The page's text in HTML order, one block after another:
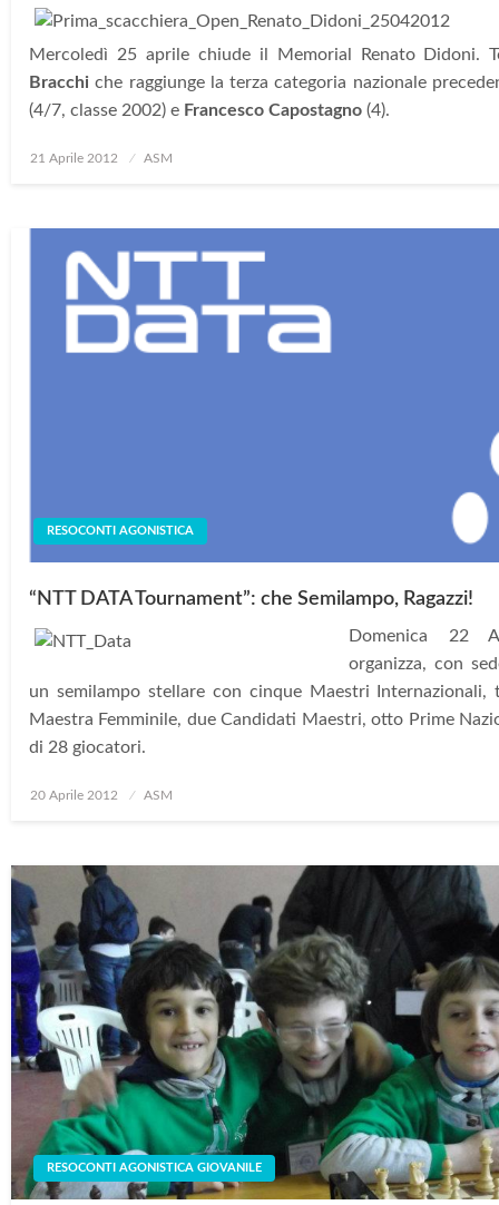
Mercoledì 25 aprile chiude il Memorial Renato Didoni.
Bracchiche raggiunge la terza categoria nazionale
(4/7, classe 2002) e Francesco Capostagno (4).
Posted
21 Aprile 2012 ASM
RESOCONTI AGONISTICA
“NTT DATA Tournament”: che Semilampo, Ragazzi!
Domenica 22
organizza, con
un semilampo stellare con cinque Maestri
Maestra Femminile, due Candidati Maestri, otto Prime
di 28 giocatori.
Posted
20 Aprile 2012 ASM
RESOCONTI AGONISTICA GIOVANILE